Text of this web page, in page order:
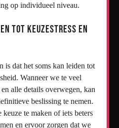
op individueel niveau.
tot keuzestress en
is dat het soms kan leiden tot
Wanneer we te veel
alle details overwegen, kan
beslissing te nemen.
te maken of iets beters
en ervoor zorgen dat we